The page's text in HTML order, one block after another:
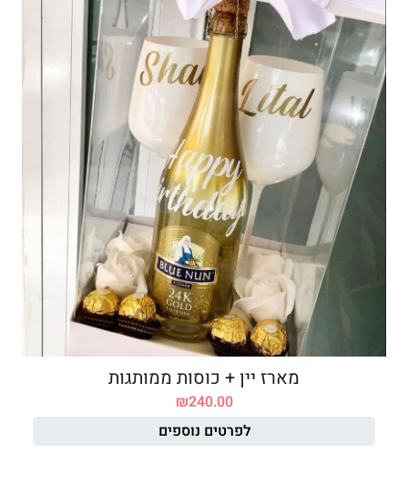
מארז יין + כוסות ממותגות
₪240.00
לפרטים נוספים